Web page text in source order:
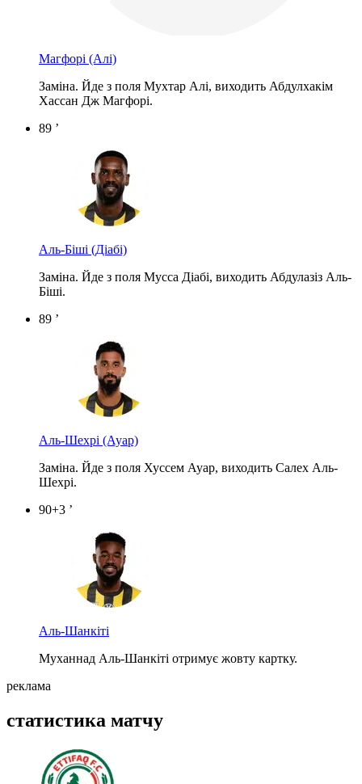
Магфорі (Алі)
Заміна. Йде з поля Мухтар Алі, виходить Абдулхакім
Хассан Дж Магфорі.
89 ’
Аль-Біші (Діабі)
Заміна. Йде з поля Мусса Діабі, виходить Абдулазіз Аль-
Біші.
89 ’
Аль-Шехрі (Ауар)
Заміна. Йде з поля Хуссем Ауар, виходить Салех Аль-
Шехрі.
90+3 ’
Аль-Шанкіті
Муханнад Аль-Шанкіті отримує жовту картку.
реклама
статистика матчу